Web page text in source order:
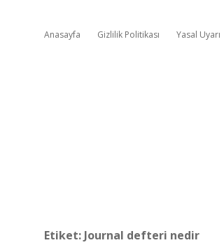
Anasayfa Gizlilik Politikası Yasal Uyarı
Etiket: Journal defteri nedir